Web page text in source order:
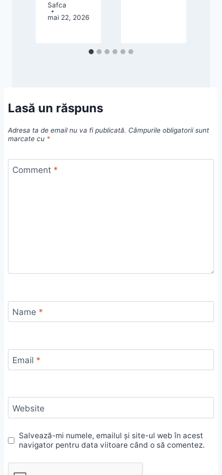
Safca
mai 22, 2026
Lasă un răspuns
Adresa ta de email nu va fi publicată. Câmpurile obligatorii sunt
marcate cu *
Comment *
Name *
Email *
Website
Salvează-mi numele, emailul și site-ul web în acest
navigator pentru data viitoare când o să comentez.